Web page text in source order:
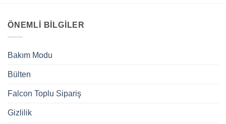
ÖNEMLI BILGILER
Bakım Modu
Bülten
Falcon Toplu Sipariş
Gizlilik